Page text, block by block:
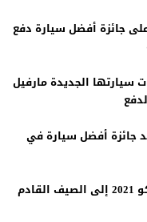
جائزة أفضل سيارة دفع
الجديدة مارفيل
جائزة أفضل سيارة في
فورد تؤجل طرح برونكو 2021 إلى الصيف القادم